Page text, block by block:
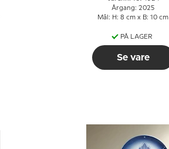
Årgang: 2025
Mål: H: 8 cm x B: 10 cm
PÅ LAGER
Se vare